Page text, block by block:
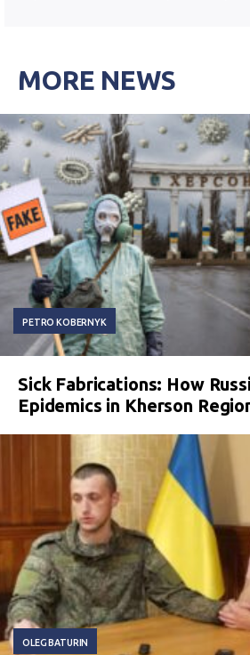
MORE NEWS
PETRO KOBERNYK
Sick Fabrications: How
Epidemics in Kherson
OLEG BATURIN